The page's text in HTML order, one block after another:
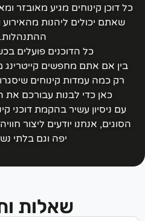
דוכן קינוחים מגיע מאובזר
שאתם יכולים ליהנות מהאירוע
ההתנהלות.
כל הדוכנים פועלים
בין אם אתם מחפשים קייטרינג
רק כמה עמדות קינוחים שיסגרו
כאן כדי לבנות עבורכם את
עם ניסיון עשיר בהקמת דוכני
אנחנו יודעים ליצור חוויה
יפה וגם בלתי
שאלות